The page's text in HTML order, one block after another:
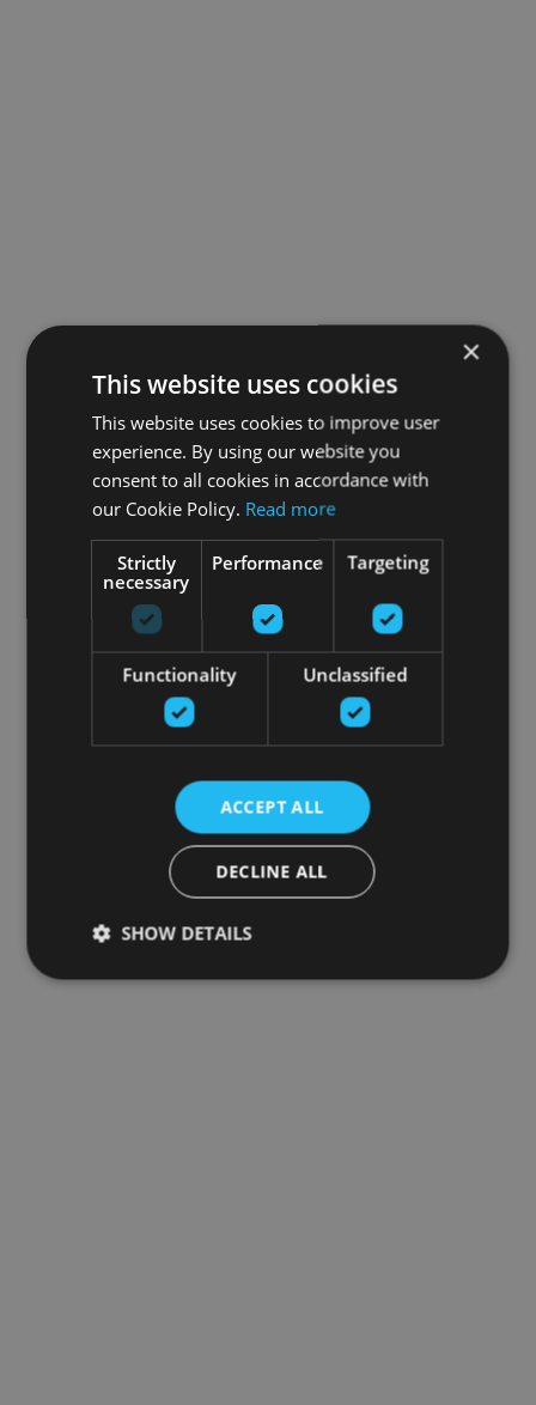
×
This website uses cookies
This website uses cookies to improve user
experience. By using our website you
consent to all cookies in accordance with
our Cookie Policy. Read more
Strictly
necessary
Performance Targeting
Functionality Unclassified
ACCEPT ALL
DECLINE ALL
SHOW DETAILS